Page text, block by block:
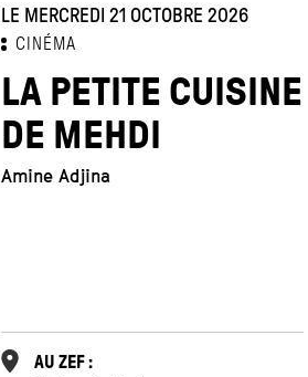
LE MERCREDI 21 OCTOBRE 2026
CINÉMA
LA PETITE CUISINE
DE MEHDI
Amine Adjina
AU ZEF :